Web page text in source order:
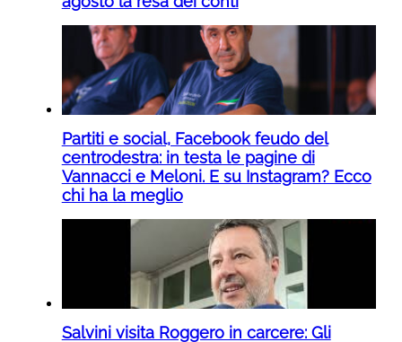
Partiti e social, Facebook feudo del
centrodestra: in testa le pagine di
Vannacci e Meloni. E su Instagram? Ecco
chi ha la meglio
Salvini visita Roggero in carcere: Gli